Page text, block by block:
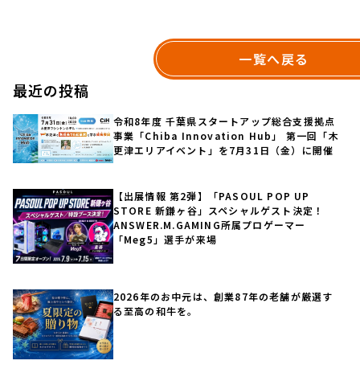
一覧へ戻る
最近の投稿
令和8年度 千葉県スタートアップ総合支援拠点
事業「Chiba Innovation Hub」 第一回「木
更津エリアイベント」を7月31日（金）に開催
【出展情報 第2弾】「PASOUL POP UP
STORE 新鎌ヶ谷」スペシャルゲスト決定！
ANSWER.M.GAMING所属プロゲーマー
「Meg5」選手が来場
2026年のお中元は、創業87年の老舗が厳選す
る至高の和牛を。